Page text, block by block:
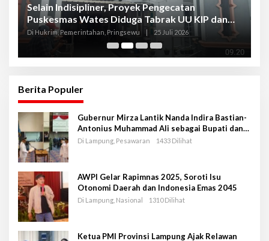
Selain Indisipliner, Proyek Pengecatan
Puskesmas Wates Diduga Tabrak UU KIP dan
Libatkan Oknum Kadis
Di Hukrim, Pemerintahan, Pringsewu | 25 Juli 2026
Berita Populer
Gubernur Mirza Lantik Nanda Indira Bastian-
Antonius Muhammad Ali sebagai Bupati dan
Wakil Bupati Pesawaran Periode 2025-2030
Di Lampung, Pesawaran 1433 Dilihat
AWPI Gelar Rapimnas 2025, Soroti Isu
Otonomi Daerah dan Indonesia Emas 2045
Di Lampung, Nasional 1310 Dilihat
Ketua PMI Provinsi Lampung Ajak Relawan